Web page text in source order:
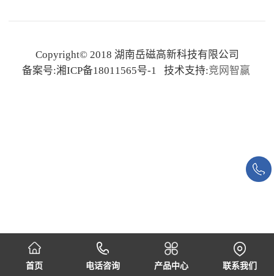
Copyright© 2018 湖南岳磁高新科技有限公司
备案号:湘ICP备18011565号-1 技术支持:竞网智赢
首页 电话咨询 产品中心 联系我们